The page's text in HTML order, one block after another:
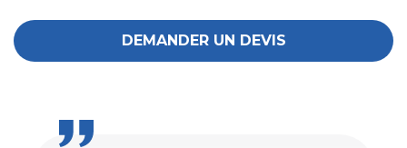
DEMANDER UN DEVIS